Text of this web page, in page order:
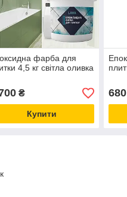
фарба для
4,5 кг світла оливка
₴
Купити
680